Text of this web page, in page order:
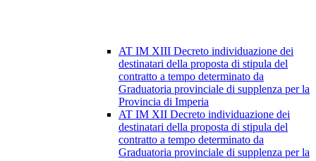
AT IM XIII Decreto individuazione dei
destinatari della proposta di stipula del
contratto a tempo determinato da
Graduatoria provinciale di supplenza per la
Provincia di Imperia
AT IM XII Decreto individuazione dei
destinatari della proposta di stipula del
contratto a tempo determinato da
Graduatoria provinciale di supplenza per la